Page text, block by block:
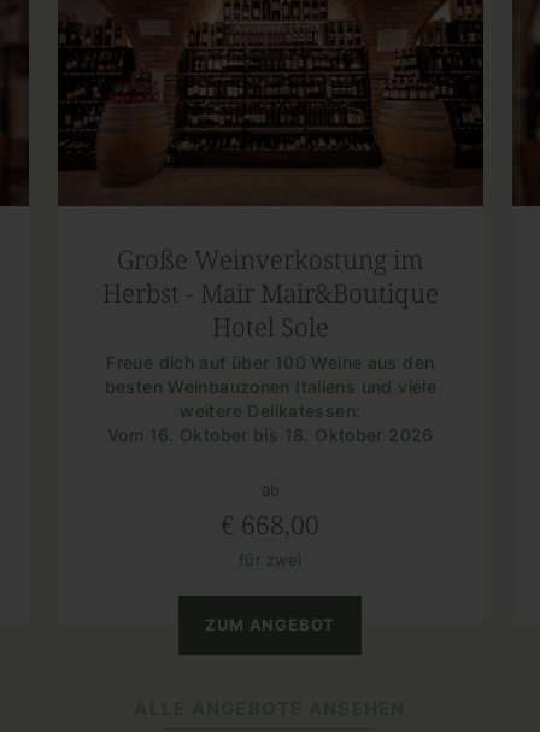
Winzertage
Gratis Verkostung im Mair Mair
Wann? Jeden Samstag im September!
Im Herbst wechseln die Blätter die Farben,
wir wechseln die Gläser.
ab
für zwei
ZUM ANGEBOT